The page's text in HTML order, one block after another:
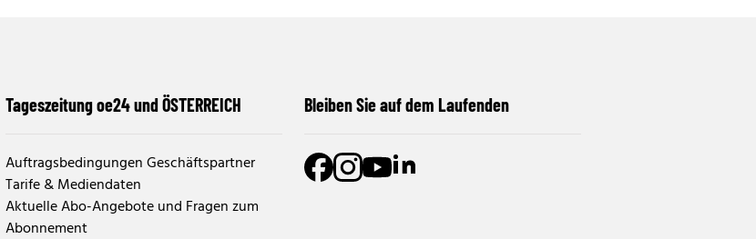
Tageszeitung oe24 und ÖSTERREICH
Auftragsbedingungen Geschäftspartner
Tarife & Mediendaten
Aktuelle Abo-Angebote und Fragen zum
Abonnement
Bleiben Sie auf dem Laufenden